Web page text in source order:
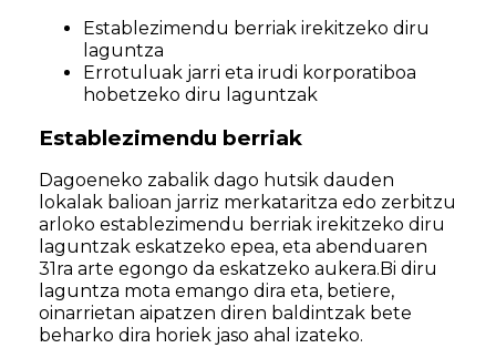
Establezimendu berriak irekitzeko diru
laguntza
Errotuluak jarri eta irudi korporatiboa
hobetzeko diru laguntzak
Establezimendu berriak
Dagoeneko zabalik dago hutsik dauden
lokalak balioan jarriz merkataritza edo zerbitzu
arloko establezimendu berriak irekitzeko diru
laguntzak eskatzeko epea, eta abenduaren
31ra arte egongo da eskatzeko aukera.Bi diru
laguntza mota emango dira eta, betiere,
oinarrietan aipatzen diren baldintzak bete
beharko dira horiek jaso ahal izateko.